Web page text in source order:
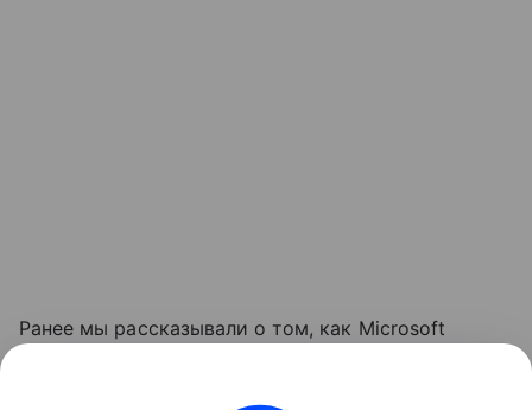
Ранее мы рассказывали о том, как Microsoft